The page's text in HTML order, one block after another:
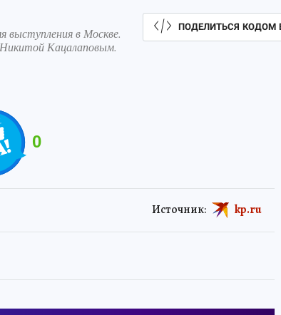
выступления в Москве.
Никитой Кацалаповым.
ПОДЕЛИТЬСЯ КОДОМ
0
Источник: kp.ru